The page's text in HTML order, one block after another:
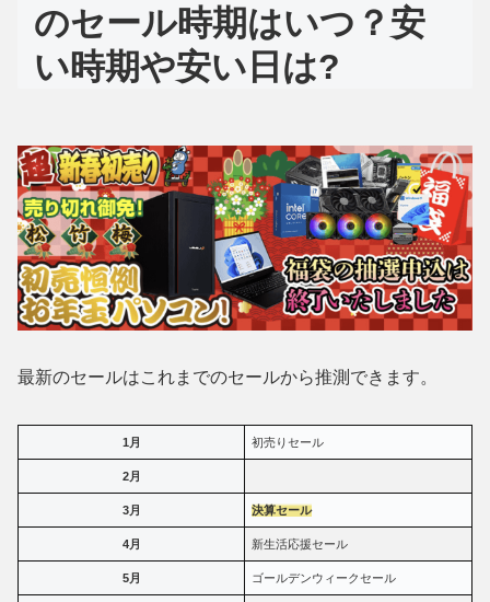
のセール時期はいつ？安
い時期や安い日は?
最新のセールはこれまでのセールから推測できます。
1月 初売りセール
2月
3月 決算セール
4月 新生活応援セール
5月 ゴールデンウィークセール